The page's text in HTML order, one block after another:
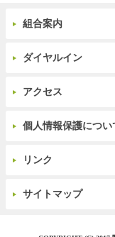
組合案内
ダイヤルイン
アクセス
個人情報保護につい
リンク
サイトマップ